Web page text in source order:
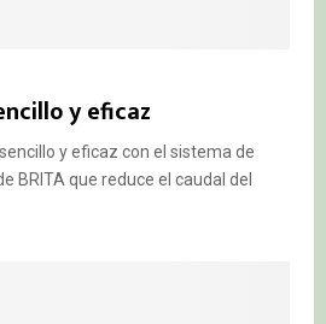
y eficaz
y eficaz con el sistema de
BRITA que reduce el caudal del